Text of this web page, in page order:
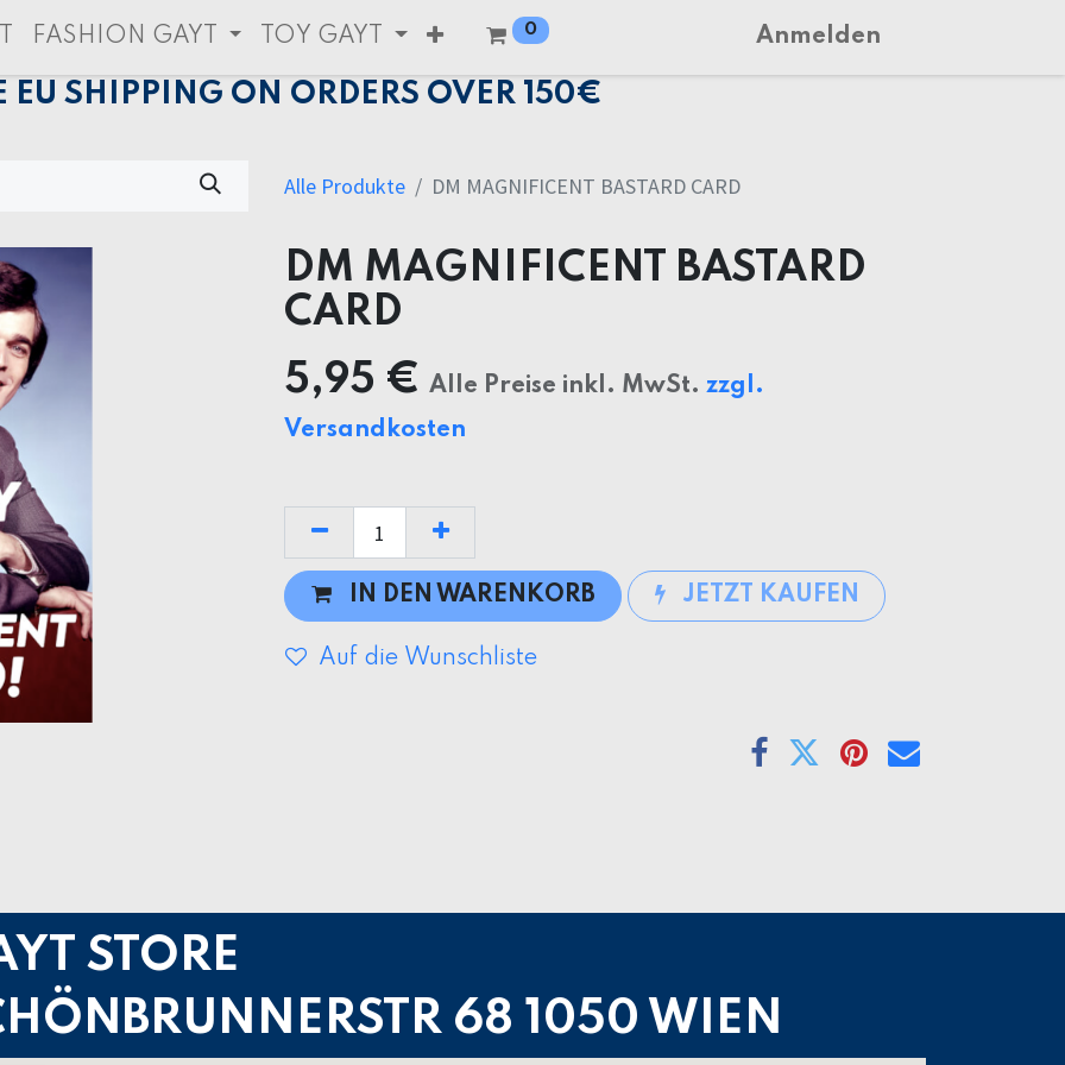
FASHION GAYT TOY GAYT 0 Anmelden
EU SHIPPING ON ORDERS OVER 150€
Alle Produkte DM MAGNIFICENT BASTARD CARD
DM MAGNIFICENT BASTARD
CARD
5,95 € Alle Preise inkl. MwSt. zzgl.
Versandkosten
IN DEN WARENKORB JETZT KAUFEN
Auf die Wunschliste
STORE
68 1050 WIEN